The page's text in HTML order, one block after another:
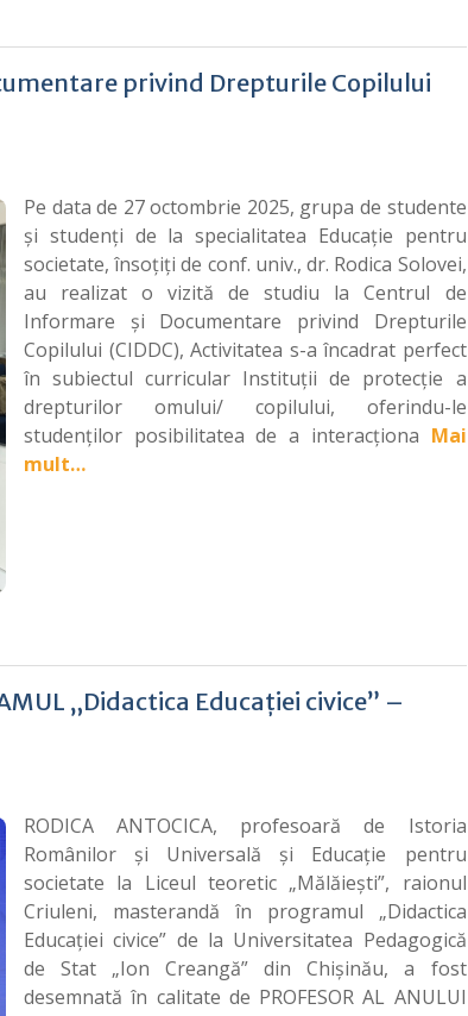
privind Drepturile Copilului
Pe data de 27 octombrie 2025, grupa de studente
și studenți de la specialitatea Educație pentru
societate, însoțiți de conf. univ., dr. Rodica Solovei,
au realizat o vizită de studiu la Centrul de
Informare și Documentare privind Drepturile
Copilului (CIDDC), Activitatea s-a încadrat perfect
în subiectul curricular Instituții de protecție a
drepturilor omului/ copilului, oferindu-le
studenților posibilitatea de a interacționa Mai
mult…
„Didactica Educației civice” –
RODICA ANTOCICA, profesoară de Istoria
Românilor și Universală și Educație pentru
societate la Liceul teoretic „Mălăiești”, raionul
Criuleni, masterandă în programul „Didactica
Educației civice” de la Universitatea Pedagogică
de Stat „Ion Creangă” din Chișinău, a fost
desemnată în calitate de PROFESOR AL ANULUI